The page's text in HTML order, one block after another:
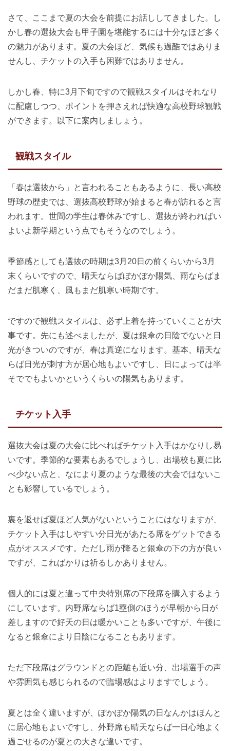
さて、ここまで夏の大会を前提にお話ししてきました。し
かし春の選抜大会も甲子園を堪能するには十分なほど多く
の魅力があります。夏の大会ほど、気候も過酷ではありま
せんし、チケットの入手も困難ではありません。
しかし春、特に3月下旬ですので観戦スタイルはそれなり
に配慮しつつ、ポイントを押さえれば快適な高校野球観戦
ができます。以下に案内しましょう。
観戦スタイル
「春は選抜から」と言われることもあるように、長い高校
野球の歴史では、選抜高校野球が始まると春が訪れると言
われます。世間の学生は春休みですし、選抜が終わればい
よいよ新学期という点でもそうなのでしょう。
季節感としても選抜の時期は3月20日の前くらいから3月
末くらいですので、晴天ならばぼかぼか陽気、雨ならばま
だまだ肌寒く、風もまだ肌寒い時期です。
ですので観戦スタイルは、必ず上着を持っていくことが大
事です。先にも述べましたが、夏は銀傘の日陰でないと日
光がきついのですが、春は真逆になります。基本、晴天な
らば日光が刺す方が居心地もよいですし、日によっては半
そででもよいかというくらいの陽気もあります。
チケット入手
選抜大会は夏の大会に比べればチケット入手はかなりし易
いです。季節的な要素もあるでしょうし、出場校も夏に比
べ少ない点と、なにより夏のような最後の大会ではないこ
とも影響しているでしょう。
裏を返せば夏ほど人気がないということにはなりますが、
チケット入手はしやすい分日光があたる席をゲットできる
点がオススメです。ただし雨が降ると銀傘の下の方が良い
ですが、こればかりは祈るしかありません。
個人的には夏と違って中央特別席の下段席を購入するよう
にしています。内野席ならば1塁側のほうが早朝から日が
差しますので好天の日は暖かいことも多いですが、午後に
なると銀傘により日陰になることもあります。
ただ下段席はグラウンドとの距離も近い分、出場選手の声
や雰囲気も感じられるので臨場感はよりますでしょう。
夏とは全く違いますが、ぽかぽか陽気の日なんかはほんと
に居心地もよいですし、外野席も晴天ならば一日心地よく
過ごせるのが夏との大きな違いです。